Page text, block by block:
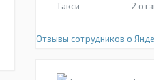
2
Отзывы сотрудников о